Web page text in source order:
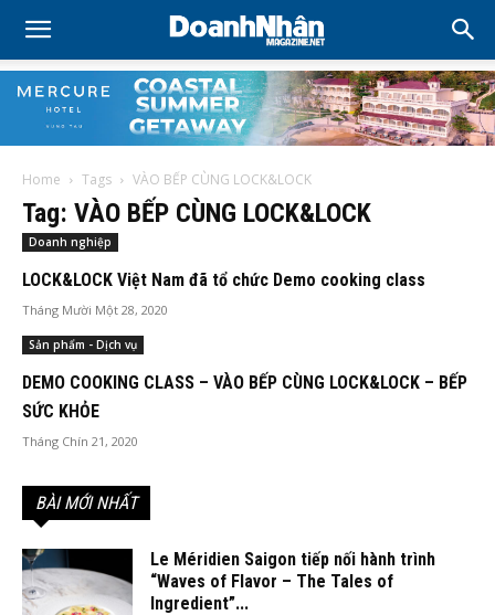
Home Tags VÀO BẾP CÙNG LOCK&LOCK
Tag: VÀO BẾP CÙNG LOCK&LOCK
Doanh nghiệp
LOCK&LOCK Việt Nam đã tổ chức Demo cooking class
Tháng Mười Một 28, 2020
Sản phẩm - Dịch vụ
DEMO COOKING CLASS – VÀO BẾP CÙNG LOCK&LOCK – BẾP
SỨC KHỎE
Tháng Chín 21, 2020
BÀI MỚI NHẤT
Le Méridien Saigon tiếp nối hành trình
“Waves of Flavor – The Tales of
Ingredient”...